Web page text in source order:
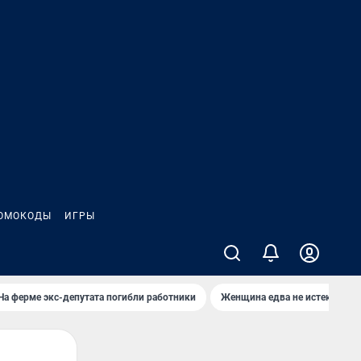
ИГРЫ
ферме экс-депутата погибли работники Женщина едва не истекла